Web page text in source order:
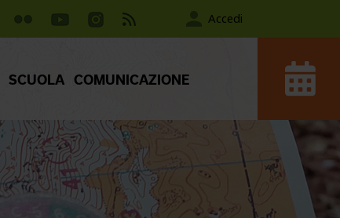
Accedi
SCUOLA COMUNICAZIONE